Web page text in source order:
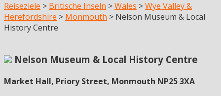
Reiseziele > Britische Inseln >Wales >Wye Valley &
Herefordshire > Monmouth > Nelson Museum & Local
History Centre
Nelson Museum & Local History Centre
Market Hall, Priory Street, Monmouth NP25 3XA